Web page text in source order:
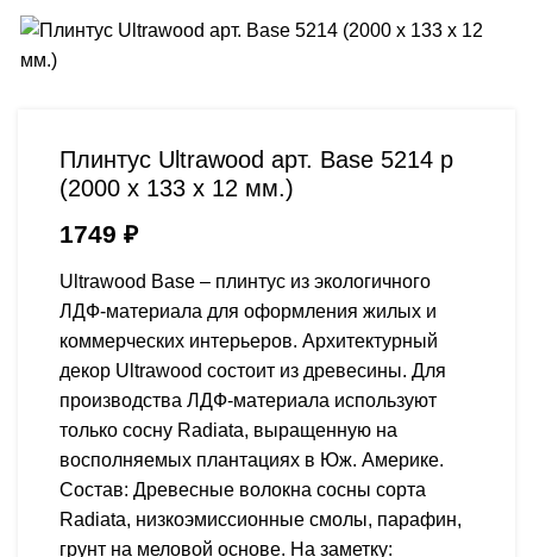
Плинтус Ultrawood арт. Base 5214 p
(2000 x 133 x 12 мм.)
1749 ₽
Ultrawood Base – плинтус из экологичного
ЛДФ-материала для оформления жилых и
коммерческих интерьеров. Архитектурный
декор Ultrawood состоит из древесины. Для
производства ЛДФ-материала используют
только сосну Radiatа, выращенную на
восполняемых плантациях в Юж. Америке.
Состав: Древесные волокна сосны сорта
Radiata, низкоэмиссионные смолы, парафин,
грунт на меловой основе. На заметку: